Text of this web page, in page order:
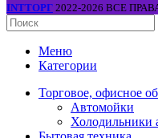
INTТОРГ 2022-2026 ВСЕ
Меню
Категории
Торговое, офисное
Автомойки
Холодильники